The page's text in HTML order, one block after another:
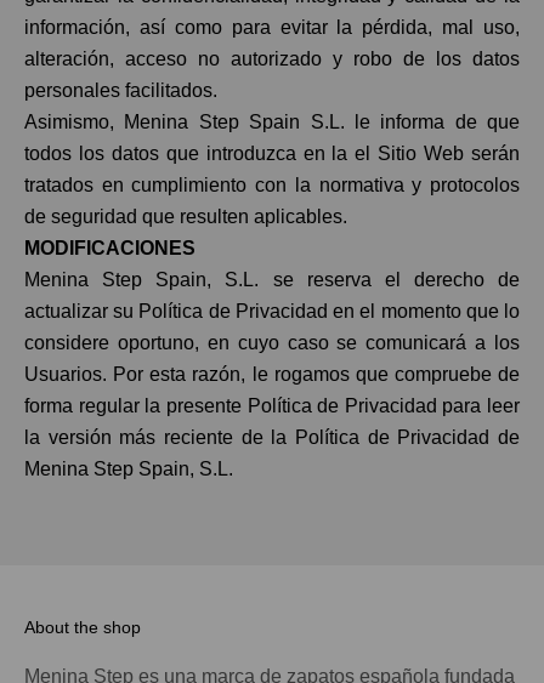
información, así como para evitar la pérdida, mal uso,
alteración, acceso no autorizado y robo de los datos
personales facilitados.
Asimismo, Menina Step Spain S.L. le informa de que
todos los datos que introduzca en la el Sitio Web serán
tratados en cumplimiento con la normativa y protocolos
de seguridad que resulten aplicables.
MODIFICACIONES
Menina Step Spain, S.L. se reserva el derecho de
actualizar su Política de Privacidad en el momento que lo
considere oportuno, en cuyo caso se comunicará a los
Usuarios. Por esta razón, le rogamos que compruebe de
forma regular la presente Política de Privacidad para leer
la versión más reciente de la Política de Privacidad de
Menina Step Spain, S.L.
About the shop
Menina Step es una marca de zapatos española fundada